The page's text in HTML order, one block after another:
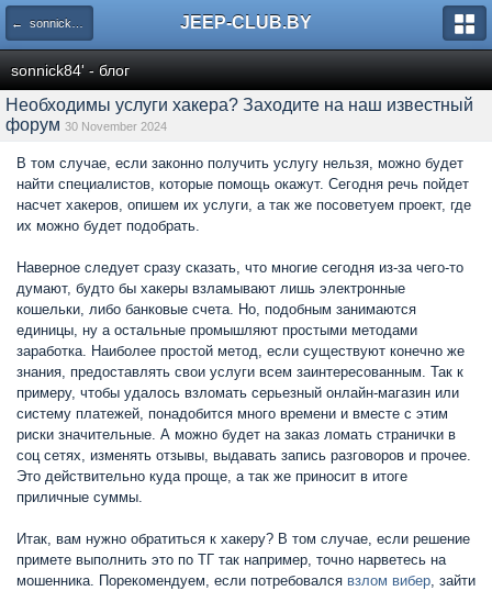
← sonnick84' - блог JEEP-CLUB.BY
sonnick84' - блог
Необходимы услуги хакера? Заходите на наш известный
форум 30 November 2024
В том случае, если законно получить услугу нельзя, можно будет
найти специалистов, которые помощь окажут. Сегодня речь пойдет
насчет хакеров, опишем их услуги, а так же посоветуем проект, где
их можно будет подобрать.
Наверное следует сразу сказать, что многие сегодня из-за чего-то
думают, будто бы хакеры взламывают лишь электронные
кошельки, либо банковые счета. Но, подобным занимаются
единицы, ну а остальные промышляют простыми методами
заработка. Наиболее простой метод, если существуют конечно же
знания, предоставлять свои услуги всем заинтересованным. Так к
примеру, чтобы удалось взломать серьезный онлайн-магазин или
систему платежей, понадобится много времени и вместе с этим
риски значительные. А можно будет на заказ ломать странички в
соц сетях, изменять отзывы, выдавать запись разговоров и прочее.
Это действительно куда проще, а так же приносит в итоге
приличные суммы.
Итак, вам нужно обратиться к хакеру? В том случае, если решение
примете выполнить это по ТГ так например, точно нарветесь на
мошенника. Порекомендуем, если потребовался взлом вибер, зайти